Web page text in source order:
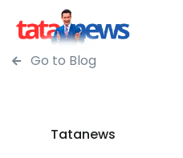
Go to Blog
Tatanews